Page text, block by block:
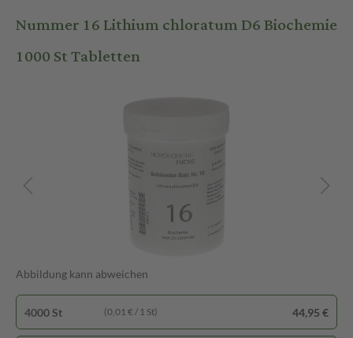
Nummer 16 Lithium chloratum D6 Biochemie
1000 St Tabletten
Abbildung kann abweichen
4000 St (0,01 € / 1 St) 44,95 €